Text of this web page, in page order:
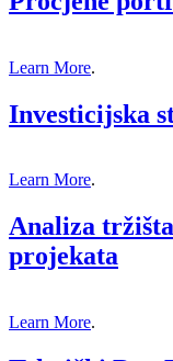
Learn More.
Investicijska
Learn More.
Analiza
projekata
Learn More.